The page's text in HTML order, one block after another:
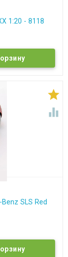
1:20 - 8118


SLS Red